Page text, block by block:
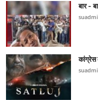
बार -
कांग्रेस